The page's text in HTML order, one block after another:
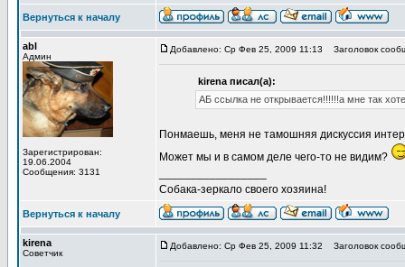
Вернуться к началу
abl
Админ
Зарегистрирован:
19.06.2004
Сообщения: 3131
Добавлено: Ср Фев 25, 2009 11:13 Заголовок
kirena писал(а):
АБ ссылка не открывается!!!!!!а мне так
Понмаешь, меня не тамошняя дискуссия
Может мы и в самом деле чего-то не видим?
Собака-зеркало своего хозяина!
Вернуться к началу
kirena
Советчик
Добавлено: Ср Фев 25, 2009 11:32 Заголовок